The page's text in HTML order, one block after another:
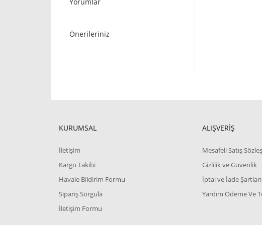
Önerileriniz
KURUMSAL
İletişim
Kargo Takibi
Havale Bildirim Formu
Sipariş Sorgula
İletişim Formu
ALIŞVERİŞ
Mesafeli Satış
Gizlilik ve Güvenlik
İptal ve İade Şartları
Yardım Ödeme Ve